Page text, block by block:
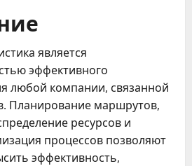
является
эффективного
любой компании, связанной
Планирование маршрутов,
ресурсов и
процессов позволяют
эффективность,